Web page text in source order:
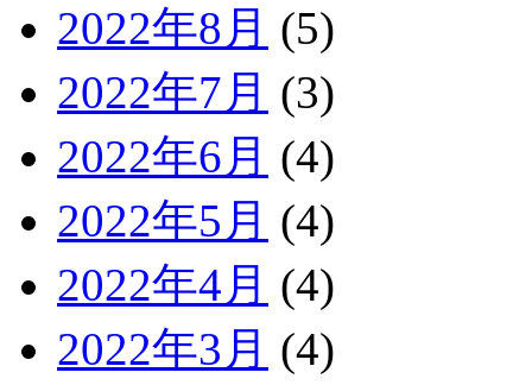
2022年8月 (5)
2022年7月 (3)
2022年6月 (4)
2022年5月 (4)
2022年4月 (4)
2022年3月 (4)